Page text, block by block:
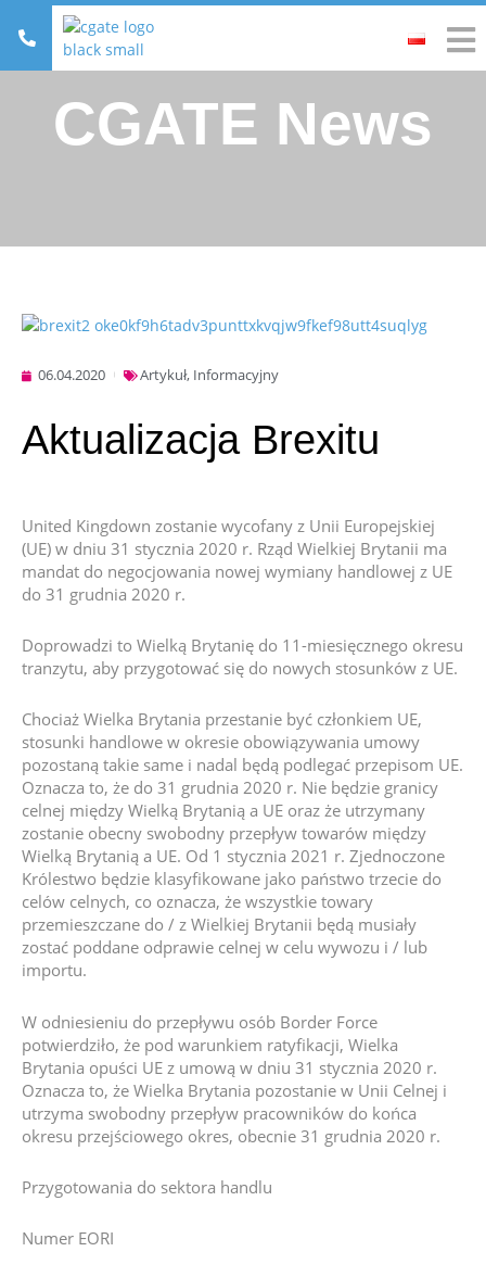
CGATE News
06.04.2020 Artykuł, Informacyjny
Aktualizacja Brexitu
United Kingdown zostanie wycofany z Unii Europejskiej
(UE) w dniu 31 stycznia 2020 r. Rząd Wielkiej Brytanii ma
mandat do negocjowania nowej wymiany handlowej z UE
do 31 grudnia 2020 r.
Doprowadzi to Wielką Brytanię do 11-miesięcznego okresu
tranzytu, aby przygotować się do nowych stosunków z UE.
Chociaż Wielka Brytania przestanie być członkiem UE,
stosunki handlowe w okresie obowiązywania umowy
pozostaną takie same i nadal będą podlegać przepisom UE.
Oznacza to, że do 31 grudnia 2020 r. Nie będzie granicy
celnej między Wielką Brytanią a UE oraz że utrzymany
zostanie obecny swobodny przepływ towarów między
Wielką Brytanią a UE. Od 1 stycznia 2021 r. Zjednoczone
Królestwo będzie klasyfikowane jako państwo trzecie do
celów celnych, co oznacza, że ​​wszystkie towary
przemieszczane do / z Wielkiej Brytanii będą musiały
zostać poddane odprawie celnej w celu wywozu i / lub
importu.
W odniesieniu do przepływu osób Border Force
potwierdziło, że pod warunkiem ratyfikacji, Wielka
Brytania opuści UE z umową w dniu 31 stycznia 2020 r.
Oznacza to, że Wielka Brytania pozostanie w Unii Celnej i
utrzyma swobodny przepływ pracowników do końca
okresu przejściowego okres, obecnie 31 grudnia 2020 r.
Przygotowania do sektora handlu
Numer EORI